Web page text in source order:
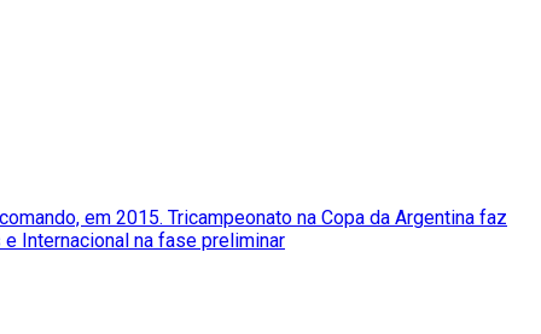
em 2015. Tricampeonato na Copa da Argentina faz
Internacional na fase preliminar